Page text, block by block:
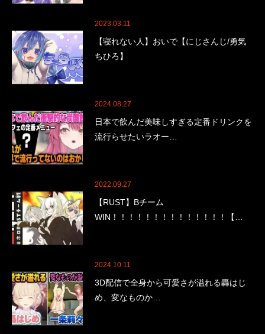
2023.03.11
【寝れない人】おいで【にじさんじ/勇気
ちひろ】
2024.08.27
日本で飲んだ美味しすぎる定番ドリンクを
流行らせたいラオー…
2022.09.27
【RUST】Bチーム
WIN！！！！！！！！！！！！！！【…
2024.10.11
3D配信で全身から可愛さが溢れる轟はじ
め、変なものか…